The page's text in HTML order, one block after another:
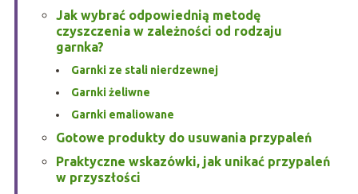
Jak wybrać odpowiednią metodę
czyszczenia w zależności od rodzaju
garnka?
Garnki ze stali nierdzewnej
Garnki żeliwne
Garnki emaliowane
Gotowe produkty do usuwania przypaleń
Praktyczne wskazówki, jak unikać przypaleń
w przyszłości